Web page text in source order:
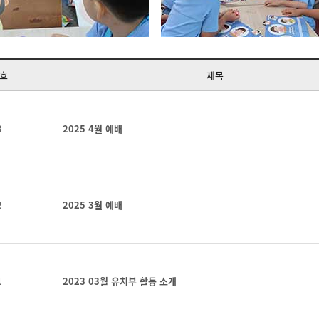
제목
2025 4월 예배
2025 3월 예배
2023 03월 유치부 활동 소개